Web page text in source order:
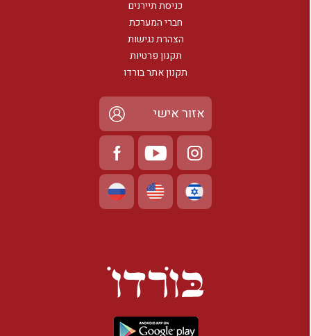
כניסת תיירנים
חברי המערכת
הצהרת נגישות
תקנון פרטיות
תקנון אתר בורדו
אזור אישי